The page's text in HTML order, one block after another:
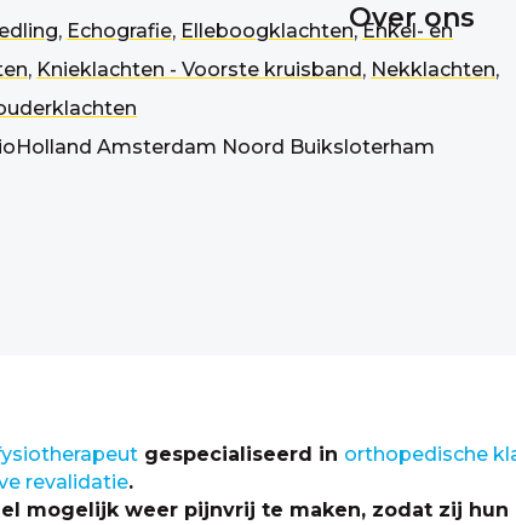
Over ons
, Echografie, Elleboogklachten,Enkel- en
, Knieklachten - Voorste kruisband, Nekklachten,
Amsterdam Noord Buiksloterham
gespecialiseerd in orthopedische
revalidatie.
mogelijk weer pijnvrij te maken, zodat zij hun